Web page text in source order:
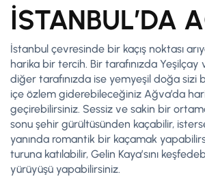
İSTANBUL’DA
İstanbul çevresinde bir kaçış noktası
harika bir tercih. Bir tarafınızda Yeşilçay
diğer tarafınızda ise yemyeşil doğa sizi
içe özlem giderebileceğiniz Ağva’da
geçirebilirsiniz. Sessiz ve sakin bir
sonu şehir gürültüsünden kaçabilir,
yanında romantik bir kaçamak
turuna katılabilir, Gelin Kaya’sını
yürüyüşü yapabilirsiniz.